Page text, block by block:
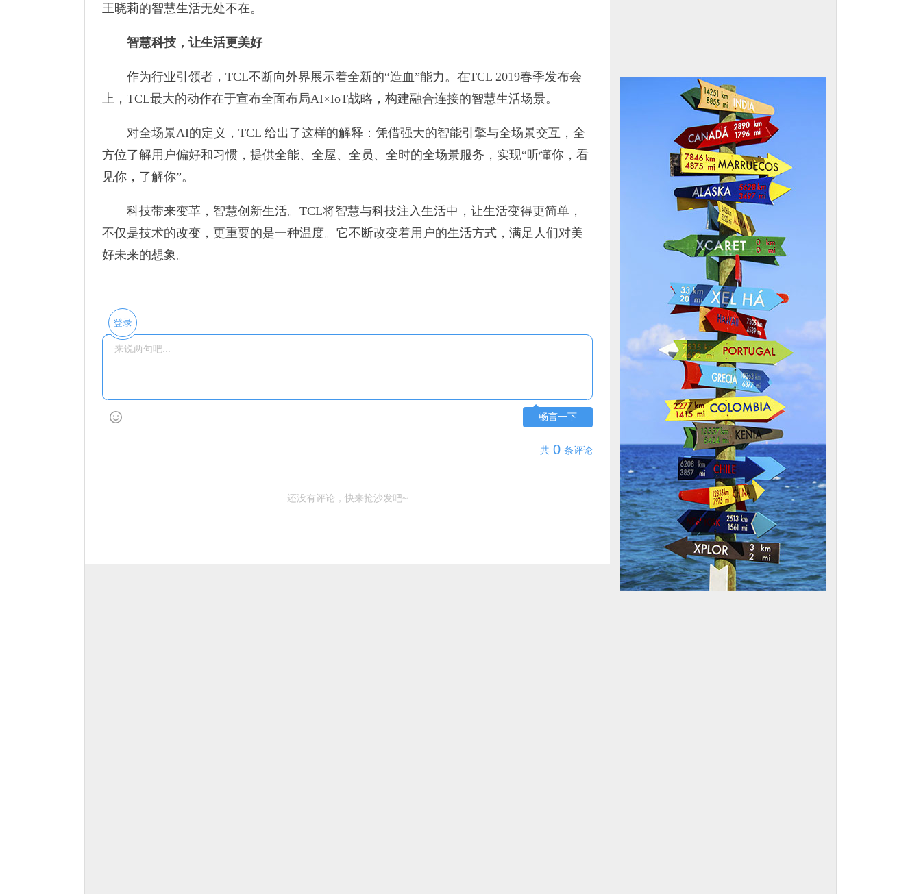
王晓莉的智慧生活无处不在。
智慧科技，让生活更美好
作为行业引领者，TCL不断向外界展示着全新的“造血”能力。在TCL 2019春季发布会
上，TCL最大的动作在于宣布全面布局AI×IoT战略，构建融合连接的智慧生活场景。
对全场景AI的定义，TCL 给出了这样的解释：凭借强大的智能引擎与全场景交互，全
方位了解用户偏好和习惯，提供全能、全屋、全员、全时的全场景服务，实现“听懂你，看
见你，了解你”。
科技带来变革，智慧创新生活。TCL将智慧与科技注入生活中，让生活变得更简单，
不仅是技术的改变，更重要的是一种温度。它不断改变着用户的生活方式，满足人们对美
好未来的想象。
登录
畅言一下
共 0 条评论
还没有评论，快来抢沙发吧~